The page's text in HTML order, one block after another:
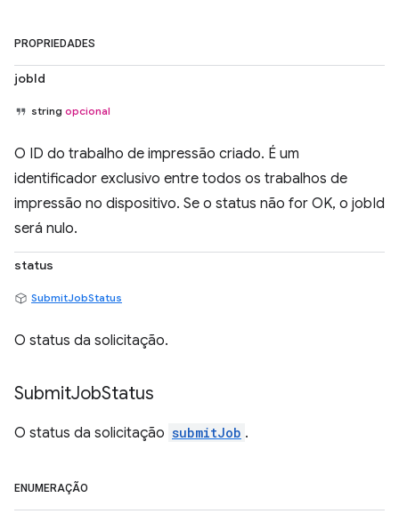
PROPRIEDADES
jobId
string opcional
O ID do trabalho de impressão criado. É um
identificador exclusivo entre todos os trabalhos de
impressão no dispositivo. Se o status não for OK, o jobId
será nulo.
status
SubmitJobStatus
O status da solicitação.
SubmitJobStatus
O status da solicitação submitJob .
ENUMERAÇÃO